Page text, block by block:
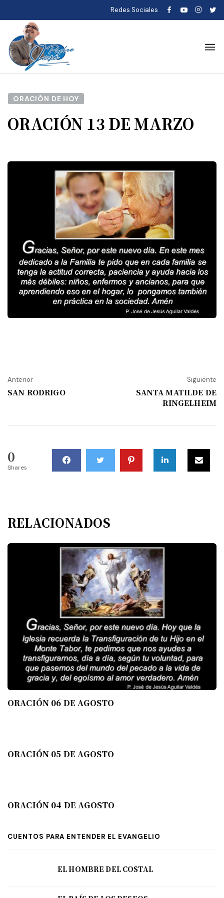
Redes Sociales
ORACIÓN DE HOY
ORACIÓN 13 DE MARZO
Anterior
SAN RODRIGO
Siguiente
SANTA MATILDE DE
RINGELHEIM
0
Shares
RELACIONADOS
ORACIÓN 06 DE AGOSTO
ORACIÓN 05 DE AGOSTO
ORACIÓN 04 DE AGOSTO
CUENTOS PARA ENTENDER EL EVANGELIO
EL HOMBRE DEL COSTAL